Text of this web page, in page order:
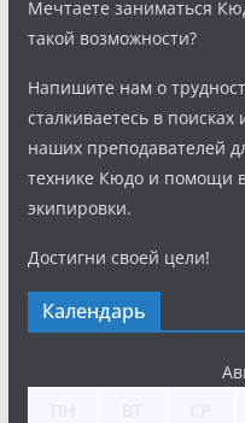
Мечтаете заниматься
такой возможности?
Напишите нам о
сталкиваетесь в
наших преподавателей
технике Кюдо и помощи
экипировки.
Достигни своей цели!
Календарь